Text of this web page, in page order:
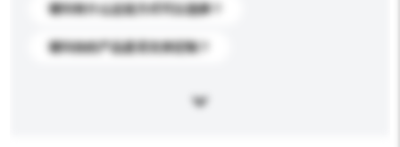
请问有什么运送方式可以选择？
请问你的产品是否支持定制？